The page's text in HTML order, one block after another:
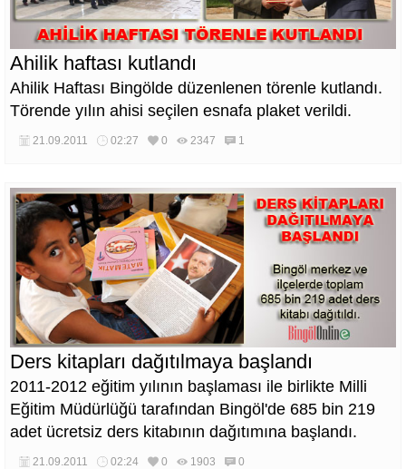
Ahilik haftası kutlandı
Ahilik Haftası Bingölde düzenlenen törenle kutlandı.
Törende yılın ahisi seçilen esnafa plaket verildi.
21.09.2011 02:27 0 2347 1
Ders kitapları dağıtılmaya başlandı
2011-2012 eğitim yılının başlaması ile birlikte Milli
Eğitim Müdürlüğü tarafından Bingöl'de 685 bin 219
adet ücretsiz ders kitabının dağıtımına başlandı.
21.09.2011 02:24 0 1903 0